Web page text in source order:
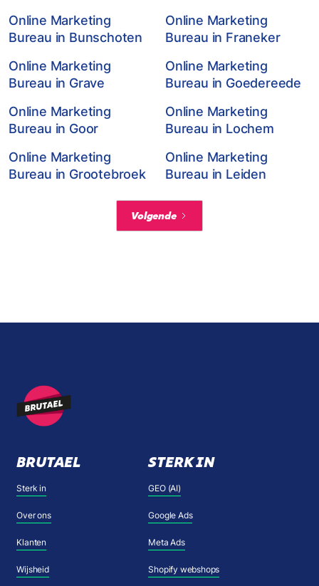
Online Marketing
Bureau in Bunschoten
Online Marketing
Bureau in Franeker
Online Marketing
Bureau in Grave
Online Marketing
Bureau in Goedereede
Online Marketing
Bureau in Goor
Online Marketing
Bureau in Lochem
Online Marketing
Bureau in Grootebroek
Online Marketing
Bureau in Leiden
Volgende
BRUTAEL
Sterk in
Over ons
Klanten
Wijsheid
STERK IN
GEO (AI)
Google Ads
Meta Ads
Shopify webshops